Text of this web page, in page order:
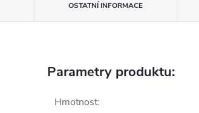
OSTATNÍ INFORMACE
Parametry produktu:
Hmotnost: